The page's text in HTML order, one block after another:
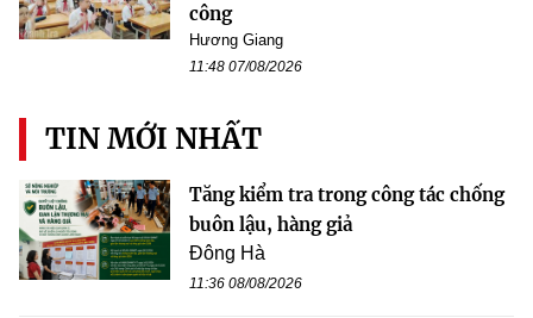
công
Hương Giang
11:48 07/08/2026
TIN MỚI NHẤT
Tăng kiểm tra trong công tác chống
buôn lậu, hàng giả
Đông Hà
11:36 08/08/2026